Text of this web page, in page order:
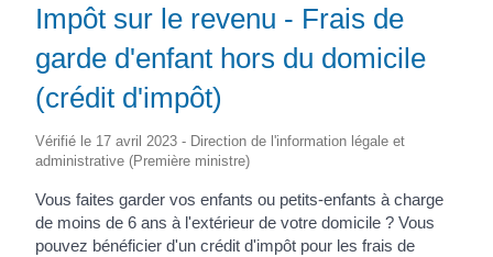
Impôt sur le revenu - Frais de
garde d'enfant hors du domicile
(crédit d'impôt)
Vérifié le 17 avril 2023 - Direction de l'information légale et
administrative (Première ministre)
Vous faites garder vos enfants ou petits-enfants à charge
de moins de 6 ans à l'extérieur de votre domicile ? Vous
pouvez bénéficier d'un crédit d'impôt pour les frais de